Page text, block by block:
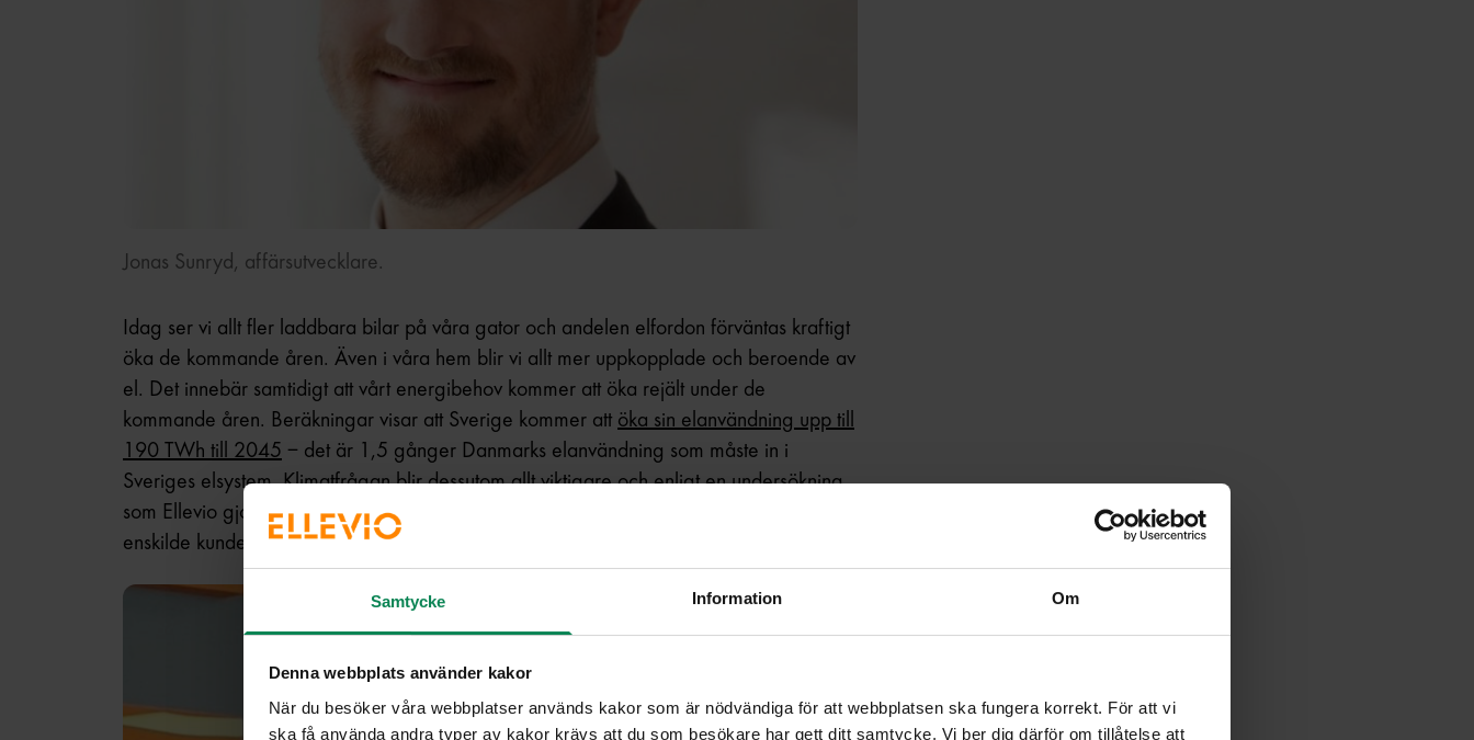
Samtycke Information Om
Denna webbplats använder kakor
När du besöker våra webbplatser används kakor som är nödvändiga för att webbplatsen ska fungera korrekt. För att vi
ska få använda andra typer av kakor krävs att du som besökare har gett ditt samtycke. Vi ber dig därför om tillåtelse att
Jonas Sunryd, affärsutvecklare.
Idag ser vi allt fler laddbara bilar på våra gator och andelen elfordon förväntas kraftigt
öka de kommande åren. Även i våra hem blir vi allt mer uppkopplade och beroende av
el. Det innebär samtidigt att vårt energibehov kommer att öka rejält under de
kommande åren. Beräkningar visar att Sverige kommer att öka sin elanvändning upp till
190 TWh till 2045 – det är 1,5 gånger Danmarks elanvändning som måste in i
Sveriges elsystem. Klimatfrågan blir dessutom allt viktigare och enligt en undersökning
som Ellevio gjort vill 7 av 10 svenskar att andelen förnybar el ska öka. Ett sätt för den
enskilde kunden är att sätta upp solceller på sitt tak.